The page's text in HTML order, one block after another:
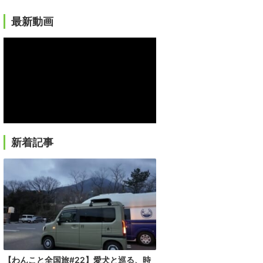
最新動画
新着記事
【わんこと全国旅#22】愛犬と巡る、時